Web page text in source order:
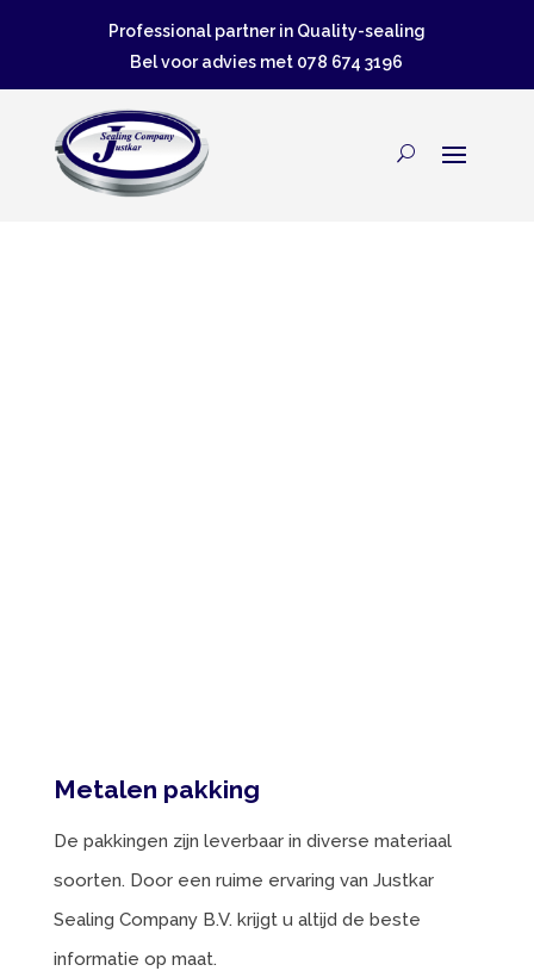
Professional partner in Quality-sealing
Bel voor advies met 078 674 3196
Metalen pakking
De pakkingen zijn leverbaar in diverse materiaal
soorten. Door een ruime ervaring van Justkar
Sealing Company B.V. krijgt u altijd de beste
informatie op maat.